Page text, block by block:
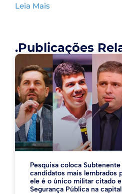
Leia Mais
.Publicações
Pesquisa coloca
candidatos mais lembrados
ele é o único militar citado
Segurança Pública na